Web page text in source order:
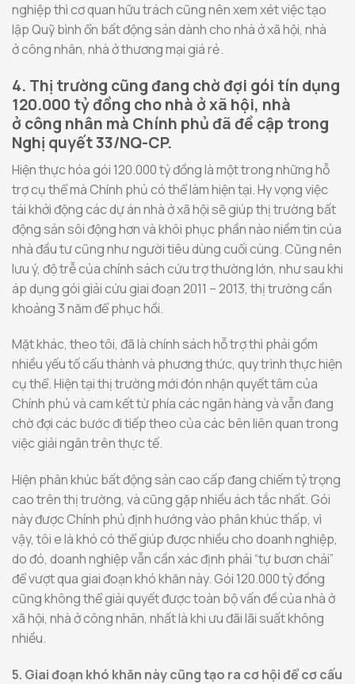
nghiệp thì cơ quan hữu trách cũng nên xem xét việc tạo
lập Quỹ bình ổn bất động sản dành cho nhà ở xã hội, nhà
ở công nhân, nhà ở thương mại giá rẻ.
4. Thị trường cũng đang chờ đợi gói tín dụng
120.000 tỷ đồng cho nhà ở xã hội, nhà
ở công nhân mà Chính phủ đã đề cập trong
Nghị quyết 33/NQ-CP.
Hiện thực hóa gói 120.000 tỷ đồng là một trong những hỗ
trợ cụ thể mà Chính phủ có thể làm hiện tại. Hy vọng việc
tái khởi động các dự án nhà ở xã hội sẽ giúp thị trường bất
động sản sôi động hơn và khôi phục phần nào niềm tin của
nhà đầu tư cũng như người tiêu dùng cuối cùng. Cũng nên
lưu ý, độ trễ của chính sách cứu trợ thường lớn, như sau khi
áp dụng gói giải cứu giai đoạn 2011 – 2013, thị trường cần
khoảng 3 năm để phục hồi.
Mặt khác, theo tôi, đã là chính sách hỗ trợ thì phải gồm
nhiều yếu tố cấu thành và phương thức, quy trình thực hiện
cụ thể. Hiện tại thị trường mới đón nhận quyết tâm của
Chính phủ và cam kết từ phía các ngân hàng và vẫn đang
chờ đợi các bước đi tiếp theo của các bên liên quan trong
việc giải ngân trên thực tế.
Hiện phân khúc bất động sản cao cấp đang chiếm tỷ trọng
cao trên thị trường, và cũng gặp nhiều ách tắc nhất. Gói
này được Chính phủ định hướng vào phân khúc thấp, vì
vậy, tôi e là khó có thể giúp được nhiều cho doanh nghiệp,
do đó, doanh nghiệp vẫn cần xác định phải “tự bươn chải”
để vượt qua giai đoạn khó khăn này. Gói 120.000 tỷ đồng
cũng không thể giải quyết được toàn bộ vấn đề của nhà ở
xã hội, nhà ở công nhân, nhất là khi ưu đãi lãi suất không
nhiều.
5. Giai đoạn khó khăn này cũng tạo ra cơ hội để cơ cấu